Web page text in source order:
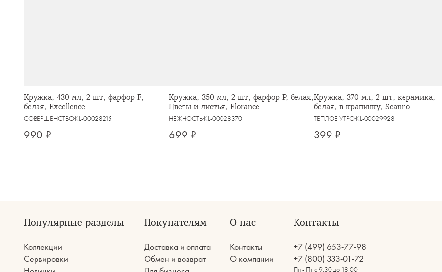
Кружка, 430 мл, 2 шт, фарфор F,
белая, Excellence
СОВЕРШЕНСТВОKL-00028215
990 ₽
Кружка, 350 мл, 2 шт, фарфор P, белая,
Цветы и листья, Florance
НЕЖНОСТЬKL-00028370
699 ₽
Кружка, 370 мл, 2 шт, керамика,
белая, в крапинку, Scanno
ТЕПЛОЕ УТРОKL-00029928
399 ₽
Популярные разделы
Коллекции
Сервировки
Покупателям
Доставка и оплата
Обмен и возврат
О нас
Контакты
О компании
Контакты
+7 (499) 653-77-98
+7 (800) 333-01-72
Пн - Пт с 9:30 до 18:00